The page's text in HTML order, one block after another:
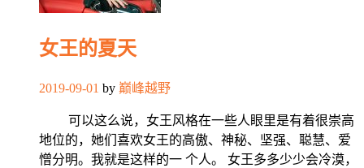
女王的夏天
2019-09-01 by 巅峰越野
可以这么说，女王风格在一些人眼里是有着很崇高
地位的，她们喜欢女王的高傲、神秘、坚强、聪慧、爱
憎分明。我就是这样的一 个人。 女王多多少少会冷漠，